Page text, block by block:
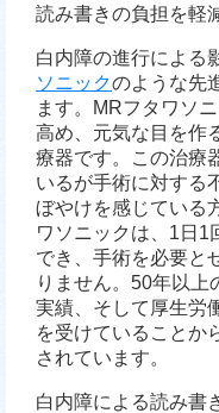
読み書きの負担を軽
白内障の進行による
ソニックのような先
ます。MRフタワソ
高め、元気な目を作
療器です。この治療
いるが手術に対する
ぼやけを感じている
ワソニックは、1日1
でき、手術を必要と
りません。50年以上
実績、そして厚生労
を受けていることか
されています。
白内障による読み書